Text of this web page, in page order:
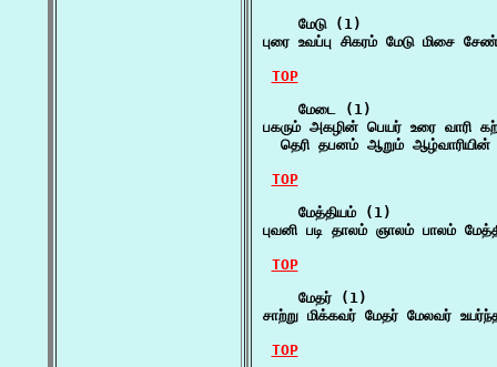
    மேடு (1)
புரை உவப்பு சிகரம் மேடு மிசை
TOP
    மேடை (1)
பகரும் அகழின் பெயர் உரை வாரி
தெரி தபனம் ஆறும் ஆழ்வாரியின்
TOP
    மேத்தியம் (1)
புவனி படி தாலம் ஞாலம் பாலம்
TOP
    மேதர் (1)
சாற்று மிக்கவர் மேதர் மேலவர்
TOP